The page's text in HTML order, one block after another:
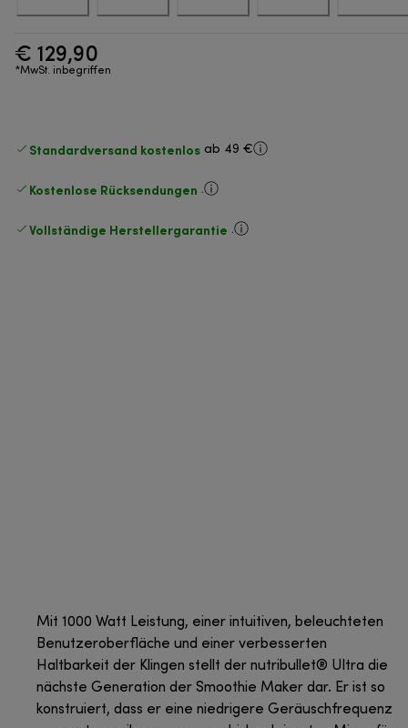
€ 129,90
*MwSt. inbegriffen
Standardversand kostenlos ab 49 €
Kostenlose Rücksendungen .
Vollständige Herstellergarantie .
Mit 1000 Watt Leistung, einer intuitiven, beleuchteten
Benutzeroberfläche und einer verbesserten
Haltbarkeit der Klingen stellt der nutribullet® Ultra die
nächste Generation der Smoothie Maker dar. Er ist so
konstruiert, dass er eine niedrigere Geräuschfrequenz